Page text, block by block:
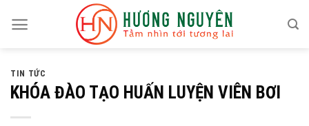
TIN TỨC
KHÓA ĐÀO TẠO HUẤN LUYỆN VIÊN BƠI